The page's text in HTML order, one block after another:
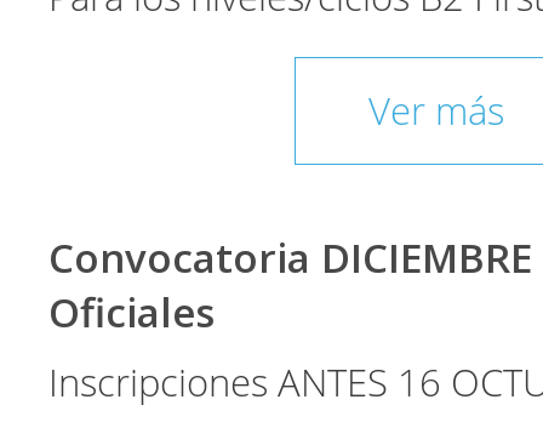
Ver más
Convocatoria
Oficiales
Inscripciones ANTES 16